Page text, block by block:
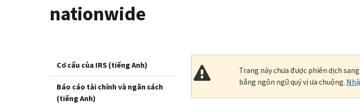
nationwide
Cơ cấu của IRS (tiếng Anh)
Báo cáo tài chính và ngân sách
(tiếng Anh)
Trang này chưa được phiên dịch
bằng ngôn ngữ quý vị ưa chuộng.